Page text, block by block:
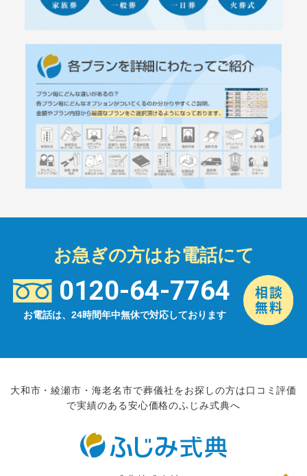
お急ぎの方はお電話にて
0120-64-7764
お電話は、24時間年中無休で対応しております
大和市・綾瀬市・海老名市で葬儀社をお探しの方は口コミ評価
で実績のある安心価格のふじみ式典へ